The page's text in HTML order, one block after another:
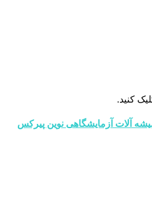
کنید.
آلات آزمایشگاهی نوین پیرکس